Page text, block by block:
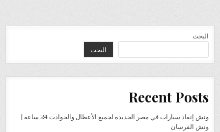
البحث
البحث
Recent Posts
ونش إنقاذ سيارات في مصر الجديدة لجميع الأعطال والحوادث 24 ساعة |
ونش الفرسان